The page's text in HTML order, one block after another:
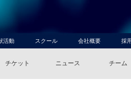
採
会社概要
スクール
活動
チーム
ニュース
チケット